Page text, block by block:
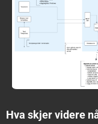
Hva skjer videre